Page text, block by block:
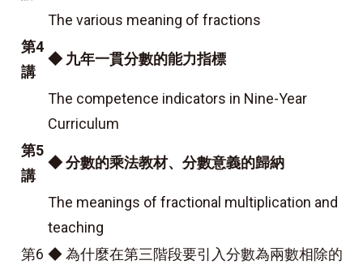
The various meaning of fractions
第4
講
◆ 九年一貫分數的能力指標
The competence indicators in Nine-Year
Curriculum
第5
講
◆ 分數的乘法教材、分數意義的歸納
The meanings of fractional multiplication and
teaching
第6 ◆ 為什麼在第三階段要引入分數為兩數相除的